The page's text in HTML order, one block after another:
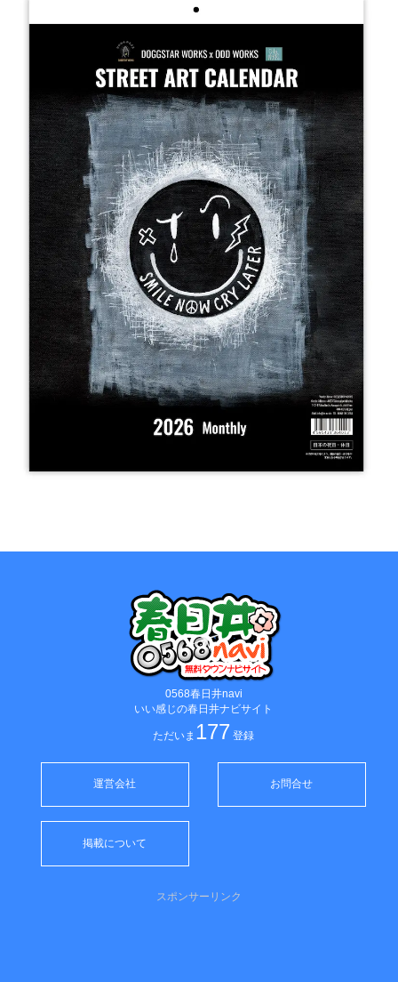
0568春日井navi
いい感じの春日井ナビサイト
ただいま 177 登録
運営会社 お問合せ
掲載について
スポンサーリンク